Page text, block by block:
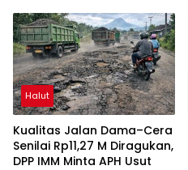
Halut
Kualitas Jalan Dama–Cera
Senilai Rp11,27 M Diragukan,
DPP IMM Minta APH Usut